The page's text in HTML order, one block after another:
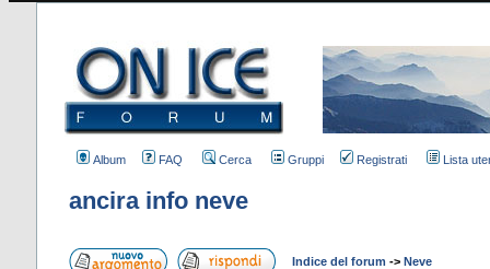
Album FAQ Cerca Gruppi Registrati Lista
ancira info neve
Indice del forum -> Neve